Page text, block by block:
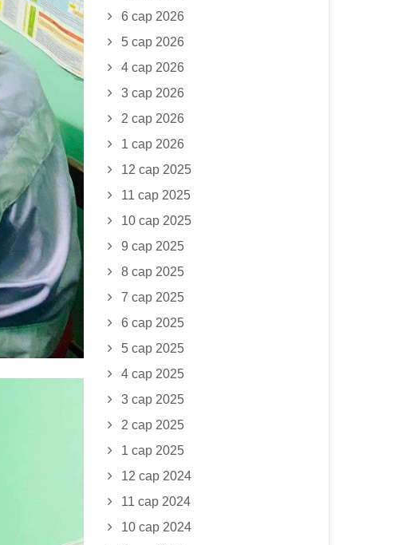
6 сар 2026
5 сар 2026
4 сар 2026
3 сар 2026
2 сар 2026
1 сар 2026
12 сар 2025
11 сар 2025
10 сар 2025
9 сар 2025
8 сар 2025
7 сар 2025
6 сар 2025
5 сар 2025
4 сар 2025
3 сар 2025
2 сар 2025
1 сар 2025
12 сар 2024
11 сар 2024
10 сар 2024